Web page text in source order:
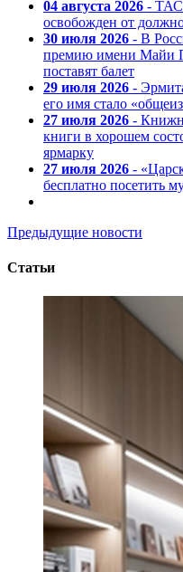
04 августа 2026 -
освобожден от
30 июля 2026 - В
премию имени Майи
поставят балет
29 июля 2026 -
его имя стало
27 июля 2026 -
книги в хорошем
ярмарку
27 июля 2026 -
бесплатно посетить
Предыдущие новости
Статьи